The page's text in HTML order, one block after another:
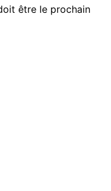
être le prochain